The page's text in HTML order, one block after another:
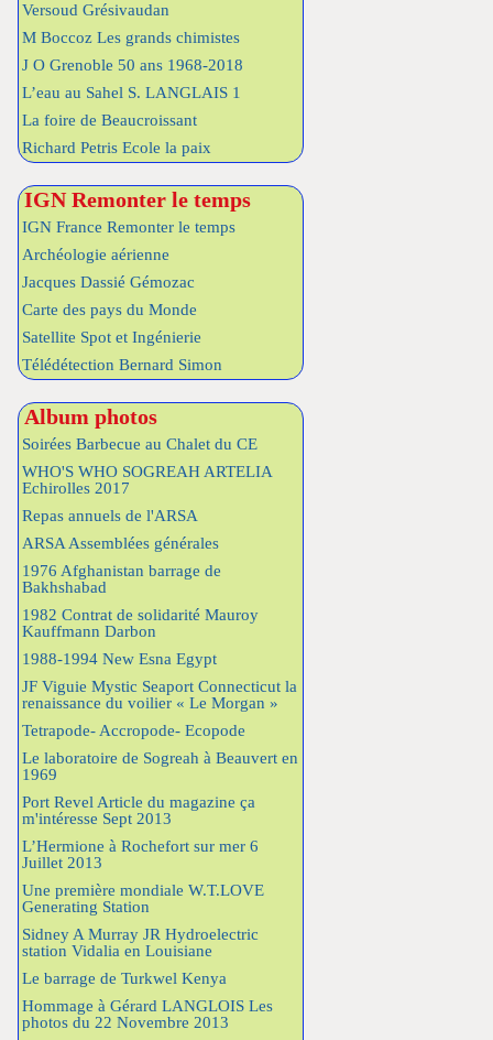
Versoud Grésivaudan
M Boccoz Les grands chimistes
J O Grenoble 50 ans 1968-2018
L’eau au Sahel S. LANGLAIS 1
La foire de Beaucroissant
Richard Petris Ecole la paix
IGN Remonter le temps
IGN France Remonter le temps
Archéologie aérienne
Jacques Dassié Gémozac
Carte des pays du Monde
Satellite Spot et Ingénierie
Télédétection Bernard Simon
Album photos
Soirées Barbecue au Chalet du CE
WHO'S WHO SOGREAH ARTELIA
Echirolles 2017
Repas annuels de l'ARSA
ARSA Assemblées générales
1976 Afghanistan barrage de
Bakhshabad
1982 Contrat de solidarité Mauroy
Kauffmann Darbon
1988-1994 New Esna Egypt
JF Viguie Mystic Seaport Connecticut la
renaissance du voilier « Le Morgan »
Tetrapode- Accropode- Ecopode
Le laboratoire de Sogreah à Beauvert en
1969
Port Revel Article du magazine ça
m'intéresse Sept 2013
L’Hermione à Rochefort sur mer 6
Juillet 2013
Une première mondiale W.T.LOVE
Generating Station
Sidney A Murray JR Hydroelectric
station Vidalia en Louisiane
Le barrage de Turkwel Kenya
Hommage à Gérard LANGLOIS Les
photos du 22 Novembre 2013